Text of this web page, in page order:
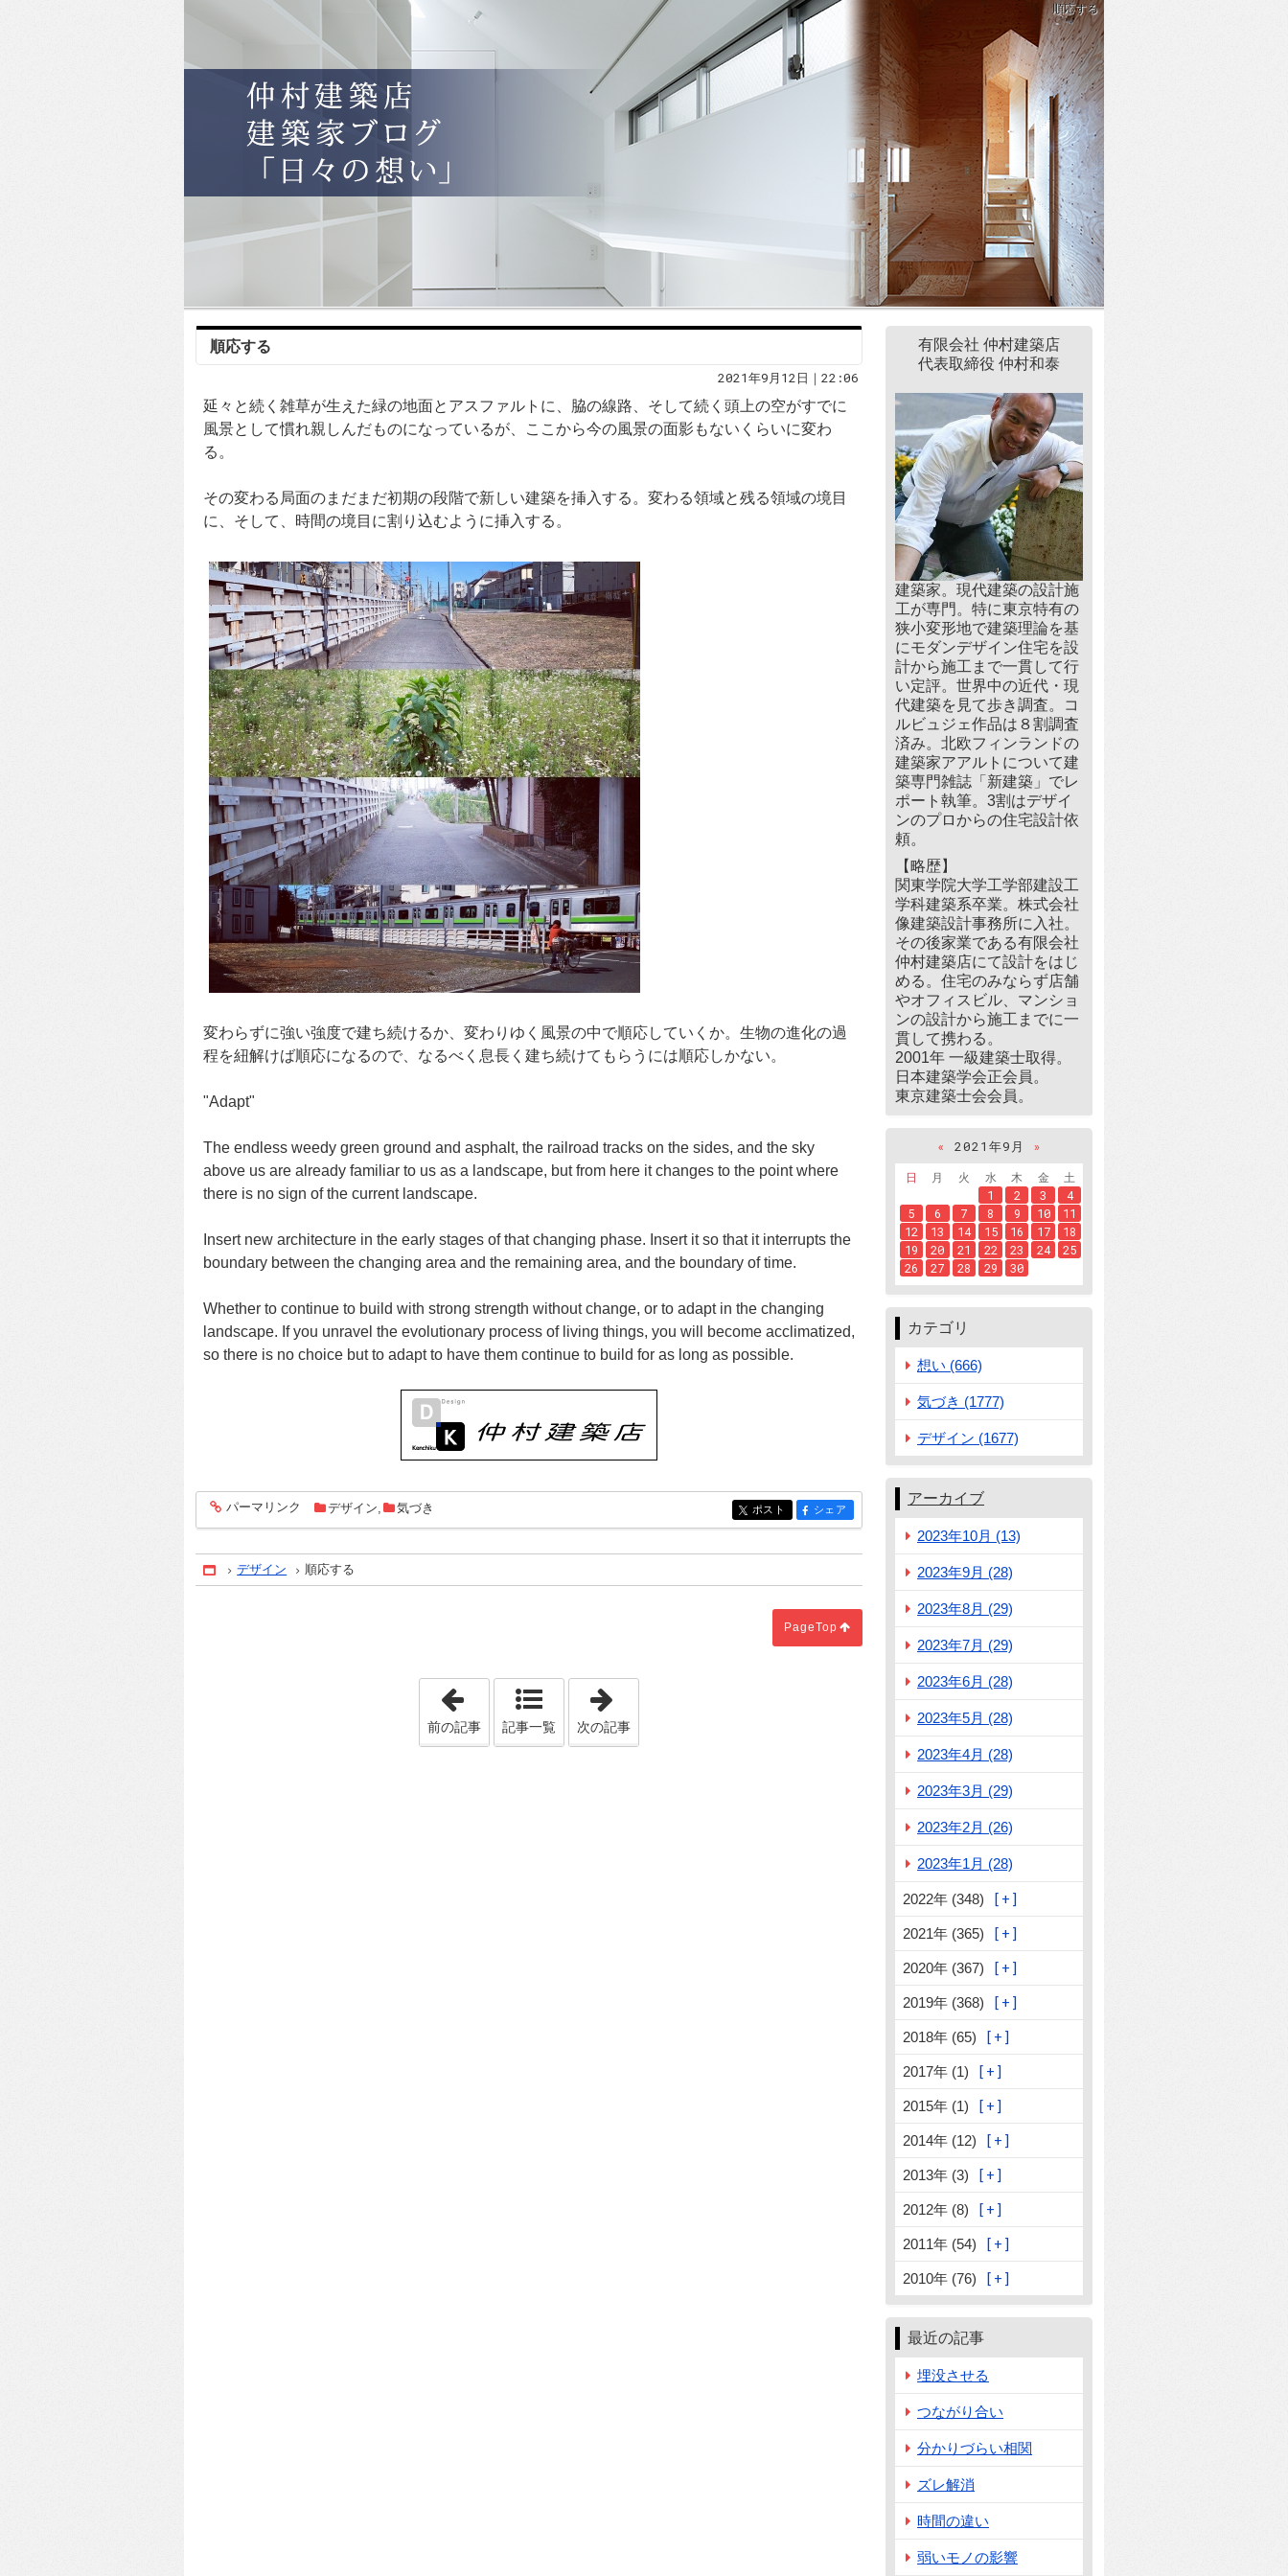
順応する
順応する
2021年9月12日｜22:06
延々と続く雑草が生えた緑の地面とアスファルトに、脇の線路、そして続く頭上の空がすでに
風景として慣れ親しんだものになっているが、ここから今の風景の面影もないくらいに変わ
る。
その変わる局面のまだまだ初期の段階で新しい建築を挿入する。変わる領域と残る領域の境目
に、そして、時間の境目に割り込むように挿入する。
変わらずに強い強度で建ち続けるか、変わりゆく風景の中で順応していくか。生物の進化の過
程を紐解けば順応になるので、なるべく息長く建ち続けてもらうには順応しかない。
"Adapt"
The endless weedy green ground and asphalt, the railroad tracks on the sides, and the sky
above us are already familiar to us as a landscape, but from here it changes to the point where
there is no sign of the current landscape.
Insert new architecture in the early stages of that changing phase. Insert it so that it interrupts the
boundary between the changing area and the remaining area, and the boundary of time.
Whether to continue to build with strong strength without change, or to adapt in the changing
landscape. If you unravel the evolutionary process of living things, you will become acclimatized,
so there is no choice but to adapt to have them continue to build for as long as possible.
entry1949
パーマリンク デザイン 気づき entry1949
ポスト entry1949
シェア
Home
デザイン 順応する
PageTop
「都市の中で刻む」
前の記事 記事一覧 次の記事
有限会社 仲村建築店
代表取締役 仲村和泰
建築家。現代建築の設計施
工が専門。特に東京特有の
狭小変形地で建築理論を基
にモダンデザイン住宅を設
計から施工まで一貫して行
い定評。世界中の近代・現
代建築を見て歩き調査。コ
ルビュジェ作品は８割調査
済み。北欧フィンランドの
建築家アアルトについて建
築専門雑誌「新建築」でレ
ポート執筆。3割はデザイ
ンのプロからの住宅設計依
頼。
【略歴】
関東学院大学工学部建設工
学科建築系卒業。株式会社
像建築設計事務所に入社。
その後家業である有限会社
仲村建築店にて設計をはじ
める。住宅のみならず店舗
やオフィスビル、マンショ
ンの設計から施工までに一
貫して携わる。
2001年 一級建築士取得。
日本建築学会正会員。
東京建築士会会員。
« 2021年9月
»
日
月 火 水 木 金
土
1
2 3
4
5
6 7 8 9 10
11
12
13 14 15 16 17
18
19
20 21 22 23 24
25
26
27 28 29 30
カテゴリ
想い (666)
気づき (1777)
デザイン (1677)
アーカイブ
2023年10月 (13)
2023年9月 (28)
2023年8月 (29)
2023年7月 (29)
2023年6月 (28)
2023年5月 (28)
2023年4月 (28)
2023年3月 (29)
2023年2月 (26)
2023年1月 (28)
2022年 (348)
2021年 (365)
2020年 (367)
2019年 (368)
2018年 (65)
2017年 (1)
2015年 (1)
2014年 (12)
2013年 (3)
2012年 (8)
2011年 (54)
2010年 (76)
最近の記事
埋没させる
つながり合い
分かりづらい相関
ズレ解消
時間の違い
弱いモノの影響